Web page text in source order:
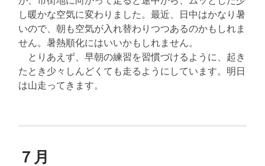
し暖かな空気に変わりました。最近、日中はかなり暑
いので、朝も空気が入れ替わりつつあるのかもしれま
せん。暑熱順化にはいいかもしれません。
とりあえず、早朝の練習を習慣づけるように、起き
たとき少々しんどくても走るようにしています。明日
は山走ってきます。
７月